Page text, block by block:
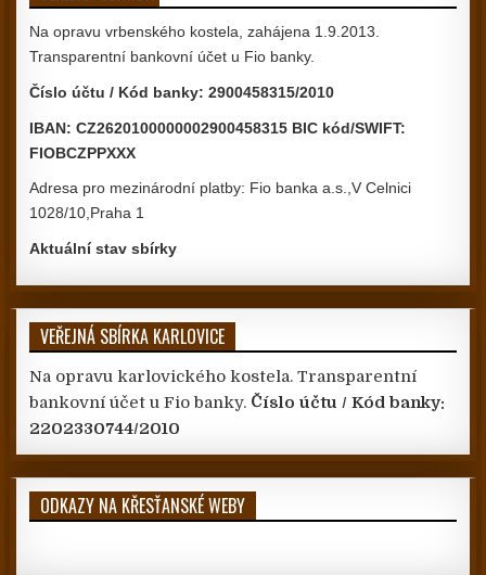
Na opravu vrbenského kostela, zahájena 1.9.2013.
Transparentní bankovní účet u Fio banky.
Číslo účtu / Kód banky: 2900458315/2010
IBAN: CZ2620100000002900458315 BIC kód/SWIFT:
FIOBCZPPXXX
Adresa pro mezinárodní platby: Fio banka a.s.,V Celnici
1028/10,Praha 1
Aktuální stav sbírky
VEŘEJNÁ SBÍRKA KARLOVICE
Na opravu karlovického kostela. Transparentní
bankovní účet u Fio banky. Číslo účtu / Kód banky:
2202330744/2010
ODKAZY NA KŘESŤANSKÉ WEBY